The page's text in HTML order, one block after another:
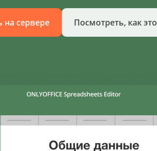
на сервере Посмотреть, как